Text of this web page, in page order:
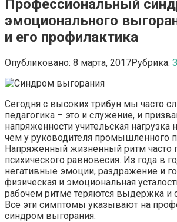
Профессиональный
эмоционального
и его профилактика
Опубликовано: 8 марта, 2017Рубрика:
Сегодня с высоких трибун мы часто
педагогика – это и служение, и
напряженности учительская
чем у руководителя промышленного
Напряженный жизненный ритм часто
психического равновесия. Из года в
негативные эмоции, раздражение и
физическая и эмоциональная
рабочем ритме теряются выдержка и
Все эти симптомы указывают на
синдром выгорания.